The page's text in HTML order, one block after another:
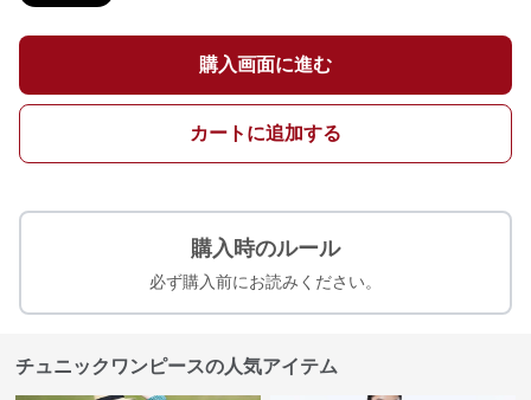
購入画面に進む
カートに追加する
購入時のルール
必ず購入前にお読みください。
チュニックワンピースの人気アイテム